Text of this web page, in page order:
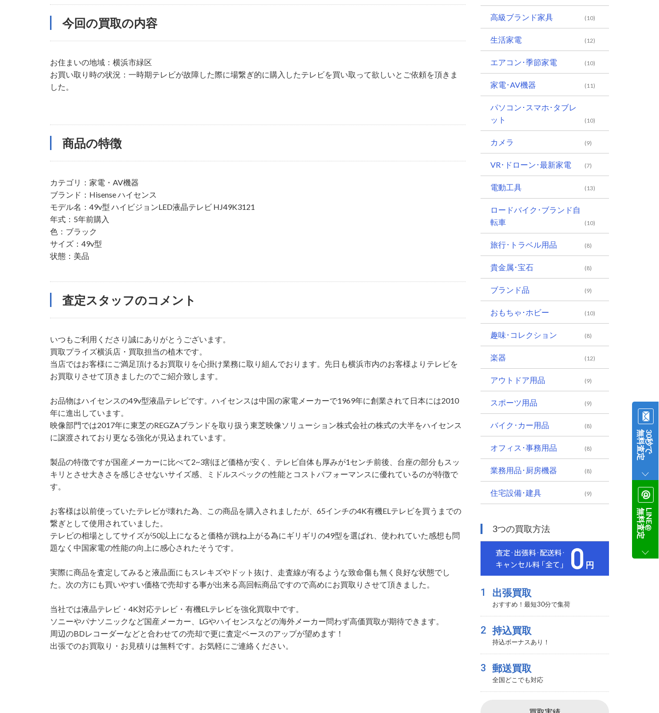
30秒で
無料査定
LINE@
無料査定
今回の買取の内容
お住まいの地域：横浜市緑区
お買い取り時の状況：一時期テレビが故障した際に場繋ぎ的に購入したテレビを買い取って欲しいとご依頼を頂きま
した。
商品の特徴
カテゴリ：家電・AV機器
ブランド：Hisense ハイセンス
モデル名：49v型 ハイビジョンLED液晶テレビ HJ49K3121
年式：5年前購入
色：ブラック
サイズ：49v型
状態：美品
査定スタッフのコメント
いつもご利用くださり誠にありがとうございます。
買取プライズ横浜店・買取担当の植木です。
当店ではお客様にご満足頂けるお買取りを心掛け業務に取り組んでおります。先日も横浜市内のお客様よりテレビを
お買取りさせて頂きましたのでご紹介致します。
お品物はハイセンスの49v型液晶テレビです。ハイセンスは中国の家電メーカーで1969年に創業されて日本には2010
年に進出しています。
映像部門では2017年に東芝のREGZAブランドを取り扱う東芝映像ソリューション株式会社の株式の大半をハイセンス
に譲渡されており更なる強化が見込まれています。
製品の特徴ですが国産メーカーに比べて2~3割ほど価格が安く、テレビ自体も厚みが1センチ前後、台座の部分もスッ
キリとさせ大きさを感じさせないサイズ感、ミドルスペックの性能とコストパフォーマンスに優れているのが特徴で
す。
お客様は以前使っていたテレビが壊れた為、この商品を購入されましたが、65インチの4K有機ELテレビを買うまでの
繋ぎとして使用されていました。
テレビの相場としてサイズが50以上になると価格が跳ね上がる為にギリギリの49型を選ばれ、使われていた感想も問
題なく中国家電の性能の向上に感心されたそうです。
実際に商品を査定してみると液晶面にもスレキズやドット抜け、走査線が有るような致命傷も無く良好な状態でし
た。次の方にも買いやすい価格で売却する事が出来る高回転商品ですので高めにお買取りさせて頂きました。
当社では液晶テレビ・4K対応テレビ・有機ELテレビを強化買取中です。
ソニーやパナソニックなど国産メーカー、LGやハイセンスなどの海外メーカー問わず高価買取が期待できます。
周辺のBDレコーダーなどと合わせての売却で更に査定ベースのアップが望めます！
出張でのお買取り・お見積りは無料です。お気軽にご連絡ください。
高級ブランド家具 (10)
生活家電 (12)
エアコン･季節家電 (10)
家電･AV機器 (11)
パソコン･スマホ･タブレ
ット
(10)
カメラ (9)
VR･ドローン･最新家電 (7)
電動工具 (13)
ロードバイク･ブランド自
転車
(10)
旅行･トラベル用品 (8)
貴金属･宝石 (8)
ブランド品 (9)
おもちゃ･ホビー (10)
趣味･コレクション (8)
楽器 (12)
アウトドア用品 (9)
スポーツ用品 (9)
バイク･カー用品 (8)
オフィス･事務用品 (8)
業務用品･厨房機器 (8)
住宅設備･建具 (9)
3つの買取方法
1 出張買取
おすすめ！最短30分で集荷
2 持込買取
持込ボーナスあり！
3 郵送買取
全国どこでも対応